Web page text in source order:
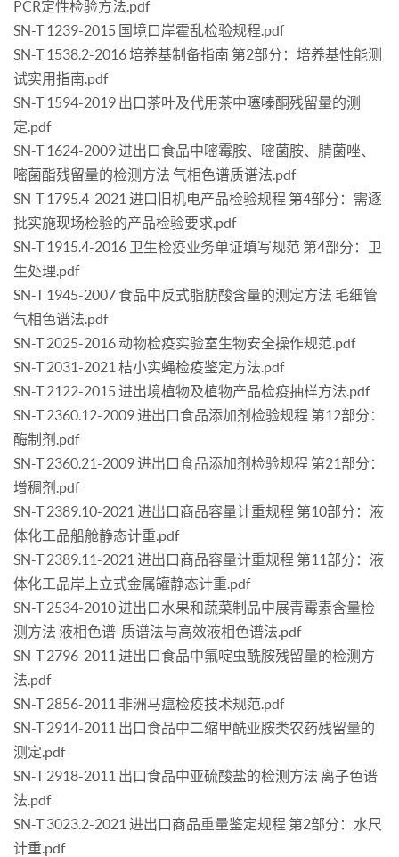
PCR定性检验方法.pdf
SN-T 1239-2015 国境口岸霍乱检验规程.pdf
SN-T 1538.2-2016 培养基制备指南 第2部分：培养基性能测
试实用指南.pdf
SN-T 1594-2019 出口茶叶及代用茶中噻嗪酮残留量的测
定.pdf
SN-T 1624-2009 进出口食品中嘧霉胺、嘧菌胺、腈菌唑、
嘧菌酯残留量的检测方法 气相色谱质谱法.pdf
SN-T 1795.4-2021 进口旧机电产品检验规程 第4部分：需逐
批实施现场检验的产品检验要求.pdf
SN-T 1915.4-2016 卫生检疫业务单证填写规范 第4部分：卫
生处理.pdf
SN-T 1945-2007 食品中反式脂肪酸含量的测定方法 毛细管
气相色谱法.pdf
SN-T 2025-2016 动物检疫实验室生物安全操作规范.pdf
SN-T 2031-2021 桔小实蝇检疫鉴定方法.pdf
SN-T 2122-2015 进出境植物及植物产品检疫抽样方法.pdf
SN-T 2360.12-2009 进出口食品添加剂检验规程 第12部分：
酶制剂.pdf
SN-T 2360.21-2009 进出口食品添加剂检验规程 第21部分：
增稠剂.pdf
SN-T 2389.10-2021 进出口商品容量计重规程 第10部分：液
体化工品船舱静态计重.pdf
SN-T 2389.11-2021 进出口商品容量计重规程 第11部分：液
体化工品岸上立式金属罐静态计重.pdf
SN-T 2534-2010 进出口水果和蔬菜制品中展青霉素含量检
测方法 液相色谱-质谱法与高效液相色谱法.pdf
SN-T 2796-2011 进出口食品中氟啶虫酰胺残留量的检测方
法.pdf
SN-T 2856-2011 非洲马瘟检疫技术规范.pdf
SN-T 2914-2011 出口食品中二缩甲酰亚胺类农药残留量的
测定.pdf
SN-T 2918-2011 出口食品中亚硫酸盐的检测方法 离子色谱
法.pdf
SN-T 3023.2-2021 进出口商品重量鉴定规程 第2部分：水尺
计重.pdf